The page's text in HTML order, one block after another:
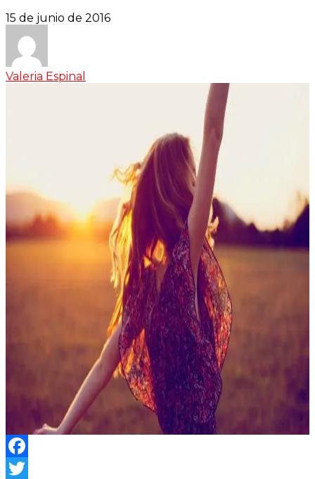
15 de junio de 2016
Valeria Espinal
Facebook